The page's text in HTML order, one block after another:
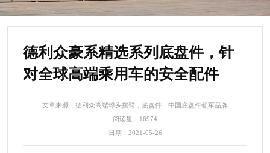
德利众豪系精选系列底盘件，针
对全球高端乘用车的安全配件
文章来源：德利众高端球头摆臂，底盘件，中国底盘件领军品牌
阅读量：16974
日期：2021-05-26